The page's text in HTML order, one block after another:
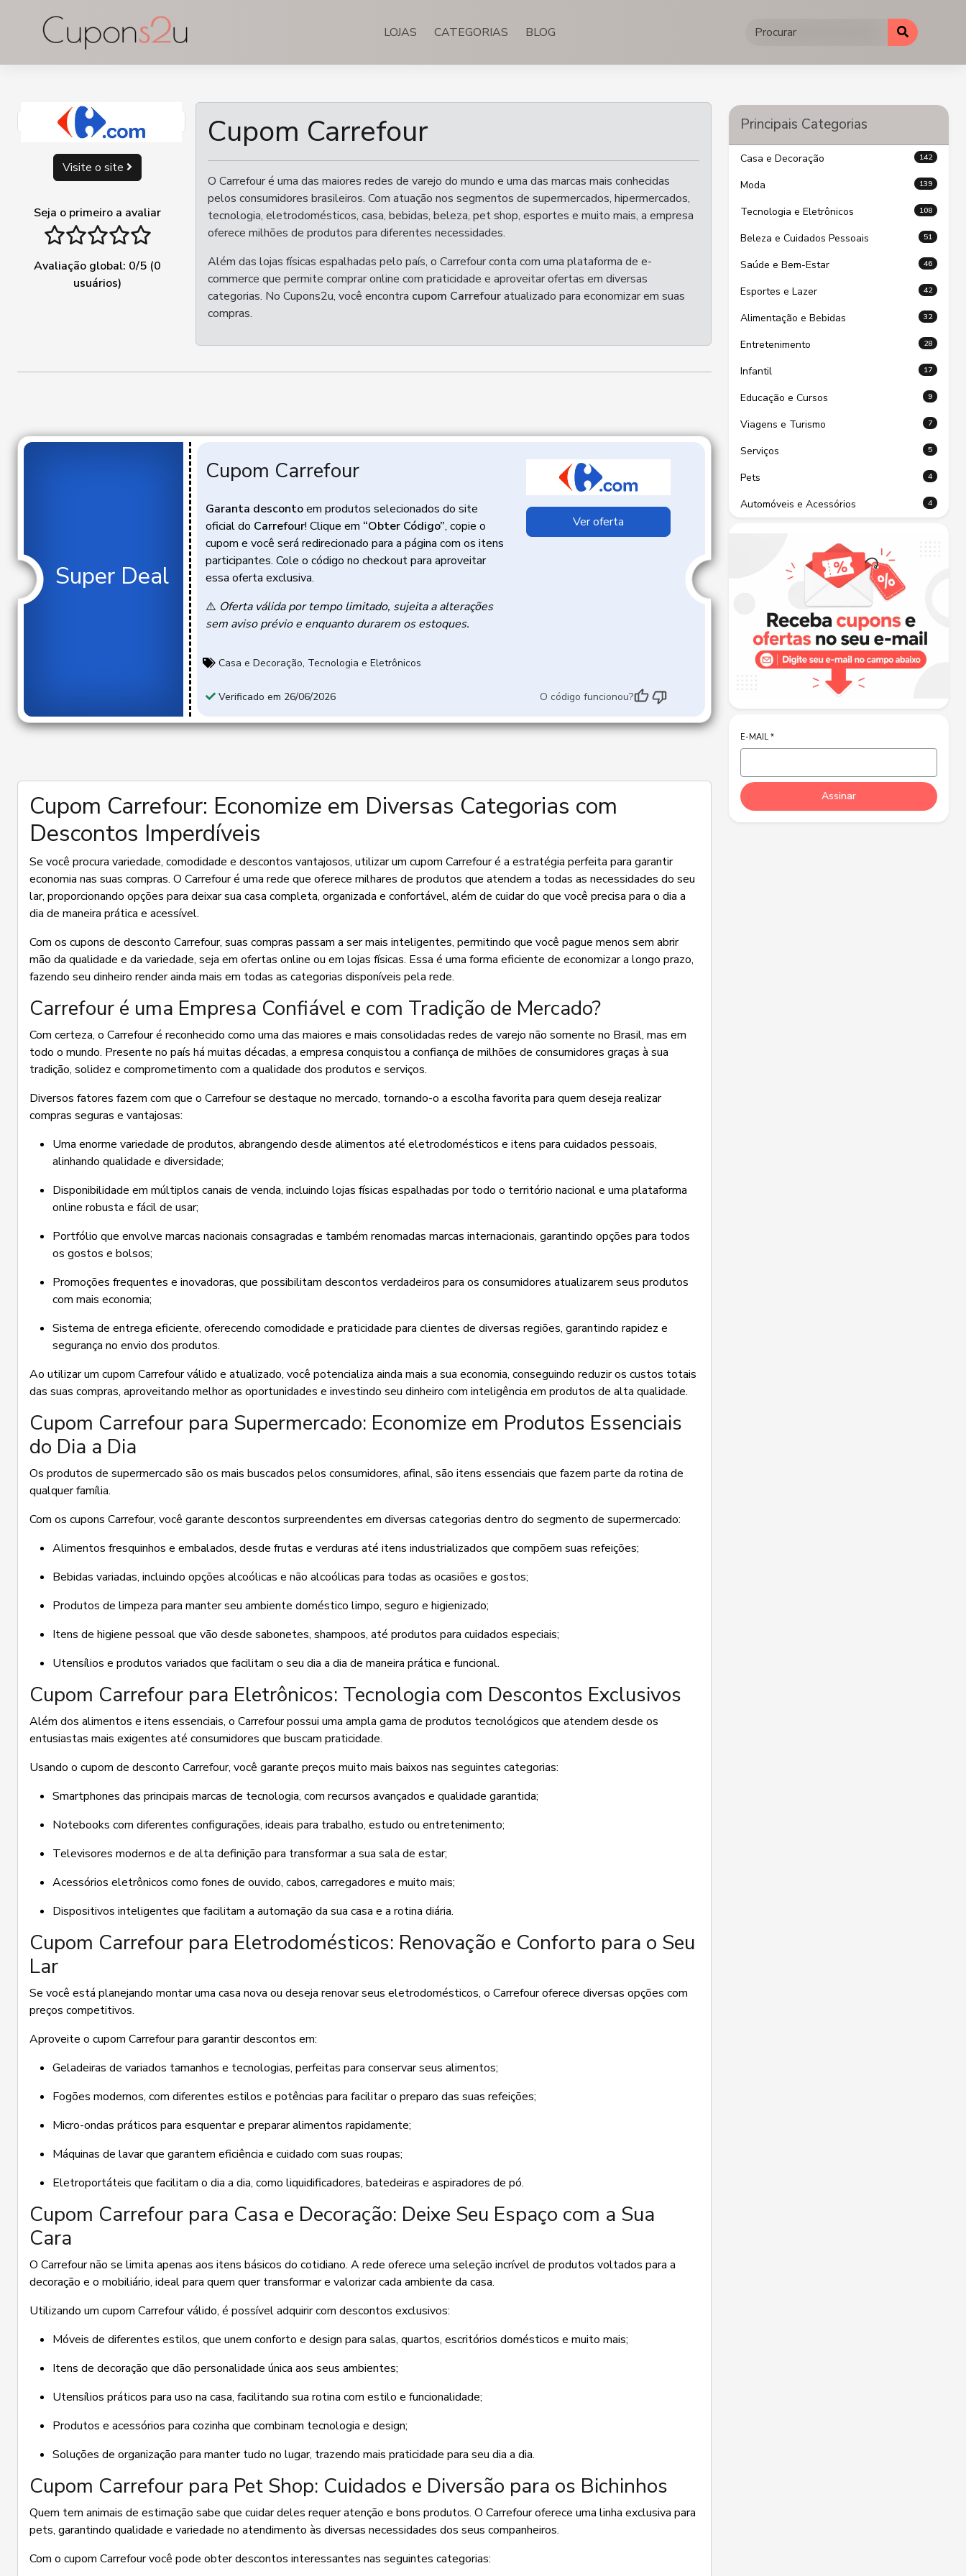
LOJAS CATEGORIAS BLOG
Visite o site
Seja o primeiro a avaliar
5 stars
4 stars
3 stars
2 stars
1 stars
Avaliação global: 0/5 (0
usuários)
Cupom Carrefour
O Carrefour é uma das maiores redes de varejo do mundo e uma das marcas mais conhecidas
pelos consumidores brasileiros. Com atuação nos segmentos de supermercados, hipermercados,
tecnologia, eletrodomésticos, casa, bebidas, beleza, pet shop, esportes e muito mais, a empresa
oferece milhões de produtos para diferentes necessidades.
Além das lojas físicas espalhadas pelo país, o Carrefour conta com uma plataforma de e-
commerce que permite comprar online com praticidade e aproveitar ofertas em diversas
categorias. No Cupons2u, você encontra cupom Carrefouratualizado para economizar em suas
compras.
Super Deal
Cupom Carrefour
Garanta descontoem produtos selecionados do site
oficial do Carrefour! Clique em “Obter Código”, copie o
cupom e você será redirecionado para a página com os itens
participantes. Cole o código no checkout para aproveitar
essa oferta exclusiva.
⚠️ Oferta válida por tempo limitado, sujeita a alterações
sem aviso prévio e enquanto durarem os estoques.
Ver oferta
Casa e Decoração, Tecnologia e Eletrônicos
Verificado em 26/06/2026 O código funcionou?
Cupom Carrefour: Economize em Diversas Categorias com
Descontos Imperdíveis
Se você procura variedade, comodidade e descontos vantajosos, utilizar um cupom Carrefour é a estratégia perfeita para garantir
economia nas suas compras. O Carrefour é uma rede que oferece milhares de produtos que atendem a todas as necessidades do seu
lar, proporcionando opções para deixar sua casa completa, organizada e confortável, além de cuidar do que você precisa para o dia a
dia de maneira prática e acessível.
Com os cupons de desconto Carrefour, suas compras passam a ser mais inteligentes, permitindo que você pague menos sem abrir
mão da qualidade e da variedade, seja em ofertas online ou em lojas físicas. Essa é uma forma eficiente de economizar a longo prazo,
fazendo seu dinheiro render ainda mais em todas as categorias disponíveis pela rede.
Carrefour é uma Empresa Confiável e com Tradição de Mercado?
Com certeza, o Carrefour é reconhecido como uma das maiores e mais consolidadas redes de varejo não somente no Brasil, mas em
todo o mundo. Presente no país há muitas décadas, a empresa conquistou a confiança de milhões de consumidores graças à sua
tradição, solidez e comprometimento com a qualidade dos produtos e serviços.
Diversos fatores fazem com que o Carrefour se destaque no mercado, tornando-o a escolha favorita para quem deseja realizar
compras seguras e vantajosas:
Uma enorme variedade de produtos, abrangendo desde alimentos até eletrodomésticos e itens para cuidados pessoais,
alinhando qualidade e diversidade;
Disponibilidade em múltiplos canais de venda, incluindo lojas físicas espalhadas por todo o território nacional e uma plataforma
online robusta e fácil de usar;
Portfólio que envolve marcas nacionais consagradas e também renomadas marcas internacionais, garantindo opções para todos
os gostos e bolsos;
Promoções frequentes e inovadoras, que possibilitam descontos verdadeiros para os consumidores atualizarem seus produtos
com mais economia;
Sistema de entrega eficiente, oferecendo comodidade e praticidade para clientes de diversas regiões, garantindo rapidez e
segurança no envio dos produtos.
Ao utilizar um cupom Carrefour válido e atualizado, você potencializa ainda mais a sua economia, conseguindo reduzir os custos totais
das suas compras, aproveitando melhor as oportunidades e investindo seu dinheiro com inteligência em produtos de alta qualidade.
Cupom Carrefour para Supermercado: Economize em Produtos Essenciais
do Dia a Dia
Os produtos de supermercado são os mais buscados pelos consumidores, afinal, são itens essenciais que fazem parte da rotina de
qualquer família.
Com os cupons Carrefour, você garante descontos surpreendentes em diversas categorias dentro do segmento de supermercado:
Alimentos fresquinhos e embalados, desde frutas e verduras até itens industrializados que compõem suas refeições;
Bebidas variadas, incluindo opções alcoólicas e não alcoólicas para todas as ocasiões e gostos;
Produtos de limpeza para manter seu ambiente doméstico limpo, seguro e higienizado;
Itens de higiene pessoal que vão desde sabonetes, shampoos, até produtos para cuidados especiais;
Utensílios e produtos variados que facilitam o seu dia a dia de maneira prática e funcional.
Cupom Carrefour para Eletrônicos: Tecnologia com Descontos Exclusivos
Além dos alimentos e itens essenciais, o Carrefour possui uma ampla gama de produtos tecnológicos que atendem desde os
entusiastas mais exigentes até consumidores que buscam praticidade.
Usando o cupom de desconto Carrefour, você garante preços muito mais baixos nas seguintes categorias:
Smartphones das principais marcas de tecnologia, com recursos avançados e qualidade garantida;
Notebooks com diferentes configurações, ideais para trabalho, estudo ou entretenimento;
Televisores modernos e de alta definição para transformar a sua sala de estar;
Acessórios eletrônicos como fones de ouvido, cabos, carregadores e muito mais;
Dispositivos inteligentes que facilitam a automação da sua casa e a rotina diária.
Cupom Carrefour para Eletrodomésticos: Renovação e Conforto para o Seu
Lar
Se você está planejando montar uma casa nova ou deseja renovar seus eletrodomésticos, o Carrefour oferece diversas opções com
preços competitivos.
Aproveite o cupom Carrefour para garantir descontos em:
Geladeiras de variados tamanhos e tecnologias, perfeitas para conservar seus alimentos;
Fogões modernos, com diferentes estilos e potências para facilitar o preparo das suas refeições;
Micro-ondas práticos para esquentar e preparar alimentos rapidamente;
Máquinas de lavar que garantem eficiência e cuidado com suas roupas;
Eletroportáteis que facilitam o dia a dia, como liquidificadores, batedeiras e aspiradores de pó.
Cupom Carrefour para Casa e Decoração: Deixe Seu Espaço com a Sua
Cara
O Carrefour não se limita apenas aos itens básicos do cotidiano. A rede oferece uma seleção incrível de produtos voltados para a
decoração e o mobiliário, ideal para quem quer transformar e valorizar cada ambiente da casa.
Utilizando um cupom Carrefour válido, é possível adquirir com descontos exclusivos:
Móveis de diferentes estilos, que unem conforto e design para salas, quartos, escritórios domésticos e muito mais;
Itens de decoração que dão personalidade única aos seus ambientes;
Utensílios práticos para uso na casa, facilitando sua rotina com estilo e funcionalidade;
Produtos e acessórios para cozinha que combinam tecnologia e design;
Soluções de organização para manter tudo no lugar, trazendo mais praticidade para seu dia a dia.
Cupom Carrefour para Pet Shop: Cuidados e Diversão para os Bichinhos
Quem tem animais de estimação sabe que cuidar deles requer atenção e bons produtos. O Carrefour oferece uma linha exclusiva para
pets, garantindo qualidade e variedade no atendimento às diversas necessidades dos seus companheiros.
Com o cupom Carrefour você pode obter descontos interessantes nas seguintes categorias:
Principais Categorias
Casa e Decoração 142
Moda 139
Tecnologia e Eletrônicos 108
Beleza e Cuidados Pessoais 51
Saúde e Bem-Estar 46
Esportes e Lazer 42
Alimentação e Bebidas 32
Entretenimento 28
Infantil 17
Educação e Cursos 9
Viagens e Turismo 7
Serviços 5
Pets 4
Automóveis e Acessórios 4
E-MAIL *
Assinar